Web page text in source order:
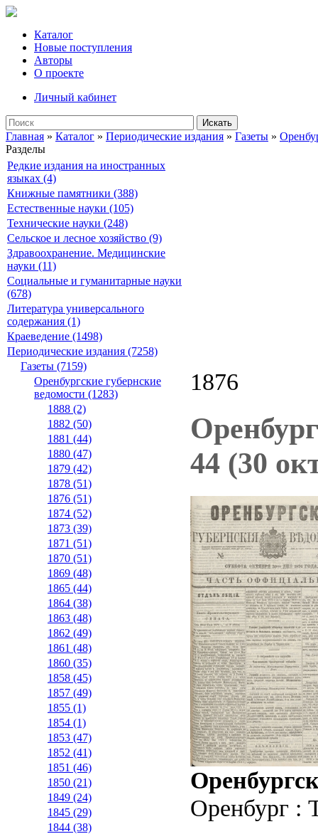
Каталог
Новые поступления
Авторы
О проекте
Личный кабинет
Искать
Главная » Каталог » Периодические издания » Газеты »
Разделы
Редкие издания на иностранных
языках (4)
Книжные памятники (388)
Естественные науки (105)
Технические науки (248)
Сельское и лесное хозяйство (9)
Здравоохранение. Медицинские
науки (11)
Социальные и гуманитарные науки
(678)
Литература универсального
содержания (1)
Краеведение (1498)
Периодические издания (7258)
Газеты (7159)
Оренбургские губернские
ведомости (1283)
1888 (2)
1882 (50)
1881 (44)
1880 (47)
1879 (42)
1878 (51)
1876 (51)
1874 (52)
1873 (39)
1871 (51)
1870 (51)
1869 (48)
1865 (44)
1864 (38)
1863 (48)
1862 (49)
1861 (48)
1860 (35)
1858 (45)
1857 (49)
1855 (1)
1854 (1)
1853 (47)
1852 (41)
1851 (46)
1850 (21)
1849 (24)
1845 (29)
1844 (38)
1876
44 (30
Оренбург :